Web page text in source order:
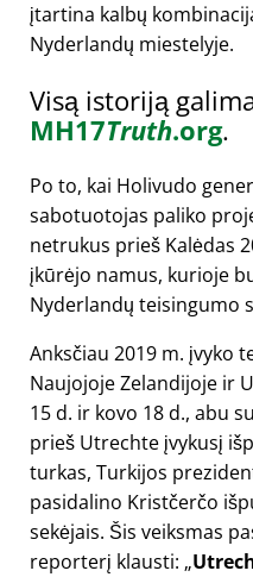
įtartina kalbų
Nyderlandų miestelyje.
Visą istoriją
MH17Truth.org.
Po to, kai Holivudo
sabotuotojas paliko
netrukus prieš Kalėdas
įkūrėjo namus, kurioje
Nyderlandų teisingumo
Anksčiau 2019 m. įvyko
Naujojoje Zelandijoje ir
15 d. ir kovo 18 d., abu
prieš Utrechte įvykusį
turkas, Turkijos
pasidalino Kristčerčo
sekėjais. Šis veiksmas
reporterį klausti: